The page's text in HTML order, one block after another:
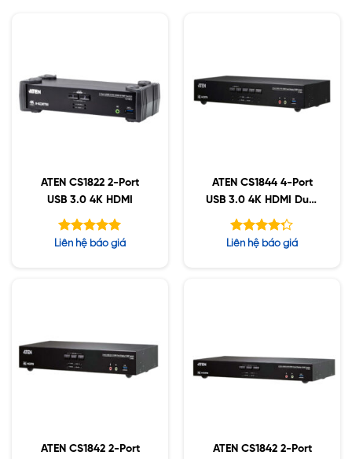
ATEN CS1822 2-Port
USB 3.0 4K HDMI
Được xếp
Liên hệ báo giá
ATEN CS1844 4-Port
USB 3.0 4K HDMI Dual
Display
Được xếp
Liên hệ báo giá
ATEN CS1842 2-Port
ATEN CS1842 2-Port